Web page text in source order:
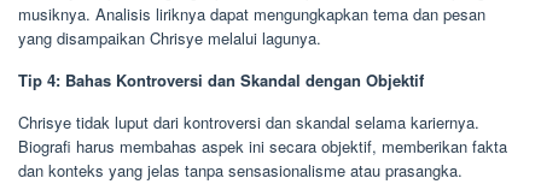
musiknya. Analisis liriknya dapat mengungkapkan tema dan pesan
yang disampaikan Chrisye melalui lagunya.
Tip 4: Bahas Kontroversi dan Skandal dengan Objektif
Chrisye tidak luput dari kontroversi dan skandal selama kariernya.
Biografi harus membahas aspek ini secara objektif, memberikan fakta
dan konteks yang jelas tanpa sensasionalisme atau prasangka.